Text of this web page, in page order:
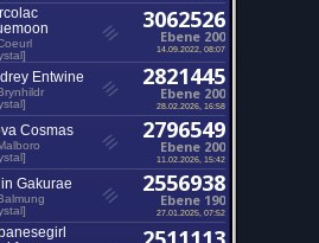
3062526
Ebene 200
14.09.2022, 08:07
Entwine 2821445
Ebene 200
28.02.2026, 16:58
Cosmas 2796549
Ebene 200
11.02.2026, 15:42
Gakurae 2556938
Ebene 190
27.01.2025, 07:52